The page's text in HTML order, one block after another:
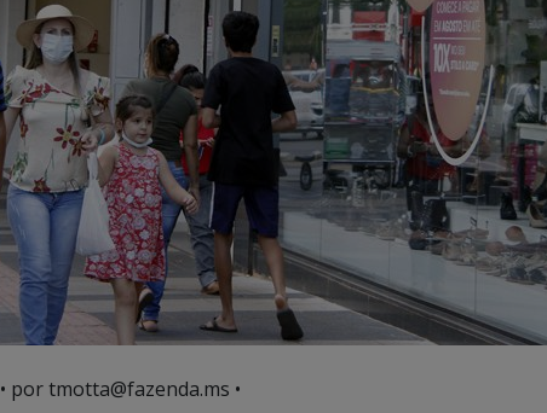
• por tmotta@fazenda.ms •